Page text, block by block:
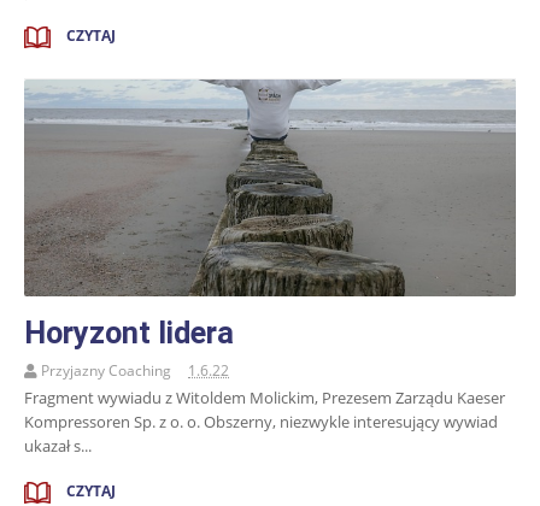
CZYTAJ
Horyzont lidera
Przyjazny Coaching 1.6.22
Fragment wywiadu z Witoldem Molickim, Prezesem Zarządu Kaeser
Kompressoren Sp. z o. o. Obszerny, niezwykle interesujący wywiad
ukazał s...
CZYTAJ